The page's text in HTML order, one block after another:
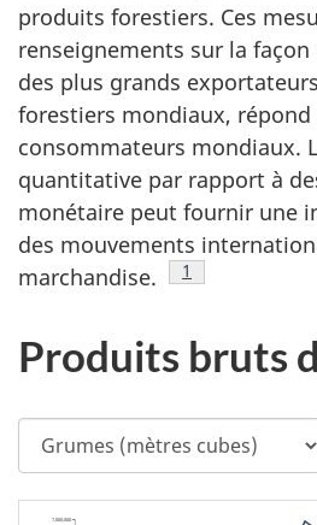
produits forestiers. Ces
renseignements sur la façon
des plus grands
forestiers mondiaux, répond
consommateurs mondiaux.
quantitative par rapport à
monétaire peut fournir une
des mouvements
marchandise.
Note de bas de
1
Produits bruts
Sélectionner
le
produit
7,000,000